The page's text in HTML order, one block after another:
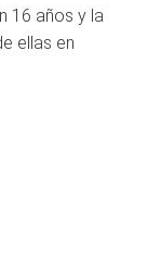
16 años y la
ellas en